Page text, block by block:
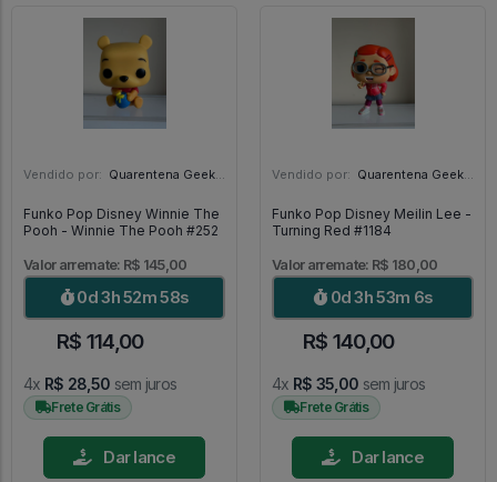
Vendido por: Quarentena Geek Store - SP
Funko Pop Disney Winnie The
Pooh - Winnie The Pooh #252
Valor arremate: R$ 145,00
0d 3h 52m 57s
R$ 114,00
4x R$ 28,50 sem juros
Frete Grátis
Dar lance
Vendido por: Quarentena Geek Store - SP
Funko Pop Disney Meilin Lee -
Turning Red #1184
Valor arremate: R$ 180,00
0d 3h 53m 5s
R$ 140,00
4x R$ 35,00 sem juros
Frete Grátis
Dar lance